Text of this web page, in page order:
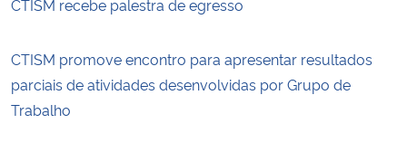
CTISM recebe palestra de egresso
CTISM promove encontro para apresentar resultados
parciais de atividades desenvolvidas por Grupo de
Trabalho